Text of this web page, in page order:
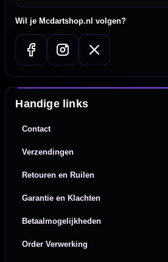
Wil je Mcdartshop.nl volgen?
Handige links
Contact
Verzendingen
Retouren en Ruilen
Garantie en Klachten
Betaalmogelijkheden
Order Verwerking